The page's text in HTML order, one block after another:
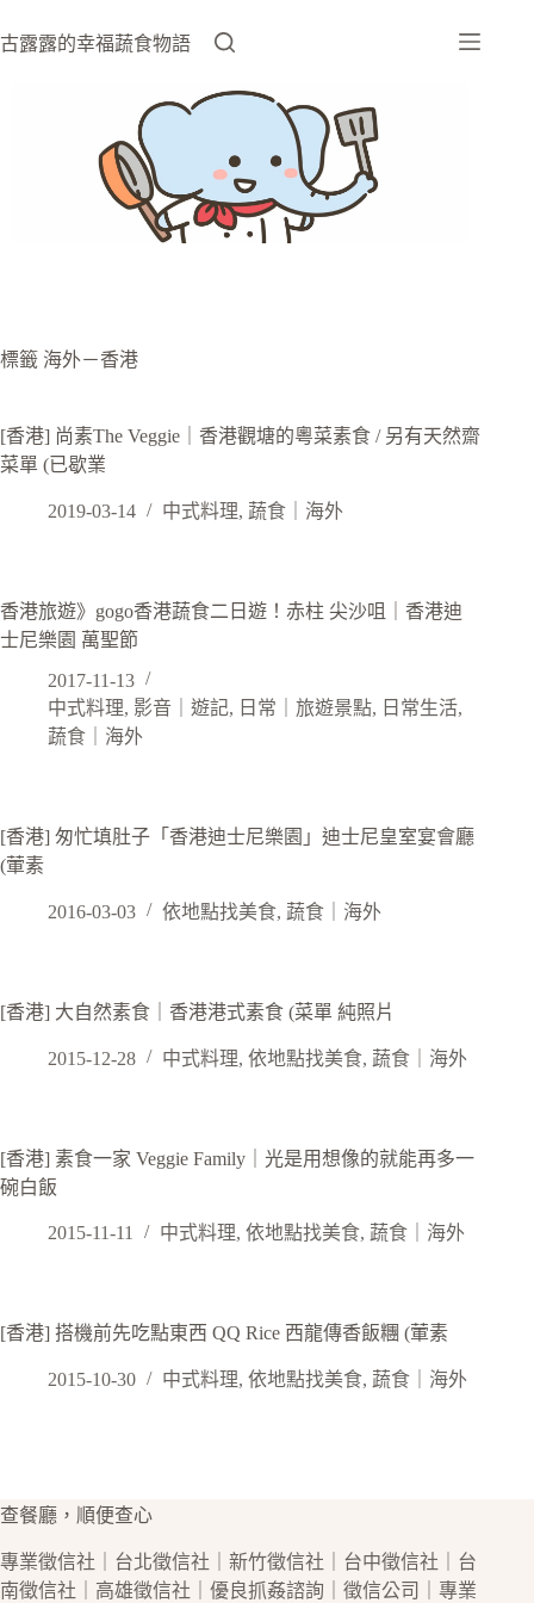
至
古露露的幸福蔬食物語
標籤 海外－香港
[香港] 尚素The Veggie｜香港觀塘的粵菜素食 / 另有天然齋
菜單 (已歇業
2019-03-14 中式料理, 蔬食｜海外
香港旅遊》gogo香港蔬食二日遊！赤柱 尖沙咀｜香港迪
士尼樂園 萬聖節
2017-11-13
中式料理, 影音｜遊記, 日常｜旅遊景點, 日常生活,
蔬食｜海外
[香港] 匆忙填肚子「香港迪士尼樂園」迪士尼皇室宴會廳
(葷素
2016-03-03 依地點找美食, 蔬食｜海外
[香港] 大自然素食｜香港港式素食 (菜單 純照片
2015-12-28 中式料理, 依地點找美食, 蔬食｜海外
[香港] 素食一家 Veggie Family｜光是用想像的就能再多一
碗白飯
2015-11-11 中式料理, 依地點找美食, 蔬食｜海外
[香港] 搭機前先吃點東西 QQ Rice 西龍傳香飯糰 (葷素
2015-10-30 中式料理, 依地點找美食, 蔬食｜海外
查餐廳，順便查心
專業徵信社 台北徵信社 新竹徵信社 台中徵信社
台
南徵信社
高雄徵信社 ｜優良抓姦諮詢｜ 徵信公司 ｜專業